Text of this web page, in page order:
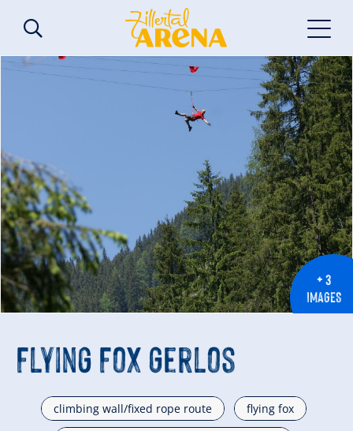
+ 3
IMAGES
Flying Fox Gerlos
climbing wall/fixed rope route flying fox